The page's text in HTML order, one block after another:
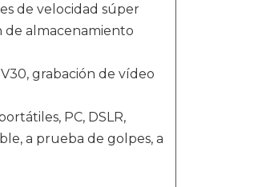
de velocidad súper
de almacenamiento
grabación de vídeo
PC, DSLR,
a prueba de golpes, a